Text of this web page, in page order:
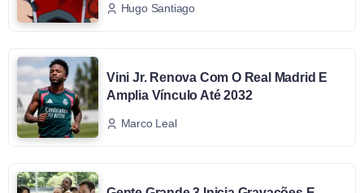
Hugo Santiago
Vini Jr. Renova Com O Real Madrid E
Amplia Vínculo Até 2032
Marco Leal